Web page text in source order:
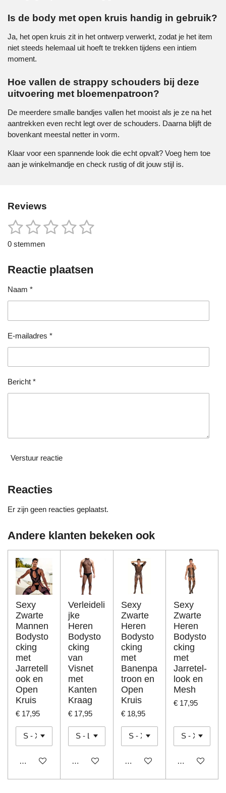
Is de body met open kruis handig in gebruik?
Ja, het open kruis zit in het ontwerp verwerkt, zodat je het item
niet steeds helemaal uit hoeft te trekken tijdens een intiem
moment.
Hoe vallen de strappy schouders bij deze
uitvoering met bloemenpatroon?
De meerdere smalle bandjes vallen het mooist als je ze na het
aantrekken even recht legt over de schouders. Daarna blijft de
bovenkant meestal netter in vorm.
Klaar voor een spannende look die echt opvalt? Voeg hem toe
aan je winkelmandje en check rustig of dit jouw stijl is.
Reviews
R
a
t
n
:
0
e
r
e
n
1
s
e
r
2
s
e
r
e
n
3
s
e
e
n
4
e
e
5
e
e
S
0 stemmen
Reactie plaatsen
Naam *
E-mailadres *
Bericht *
Verstuur reactie
Reacties
Er zijn geen reacties geplaatst.
Andere klanten bekeken ook
Sexy
Zwarte
Mannen
Bodysto
cking
met
Jarretell
ook en
Open
Kruis
€ 17,95
In winkelwagen
Verleideli
jke
Heren
Bodysto
cking
van
Visnet
met
Kanten
Kraag
€ 17,95
In winkelwagen
Sexy
Zwarte
Heren
Bodysto
cking
met
Banenpa
troon en
Open
Kruis
€ 18,95
In winkelwagen
Sexy
Zwarte
Heren
Bodysto
cking
met
Jarretel-
look en
Mesh
€ 17,95
In